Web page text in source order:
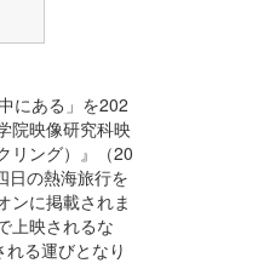
にある」を202
院映像研究科映
リング）』（20
日の熱海旅行を
ンに掲載されま
上映されるな
る運びとなり